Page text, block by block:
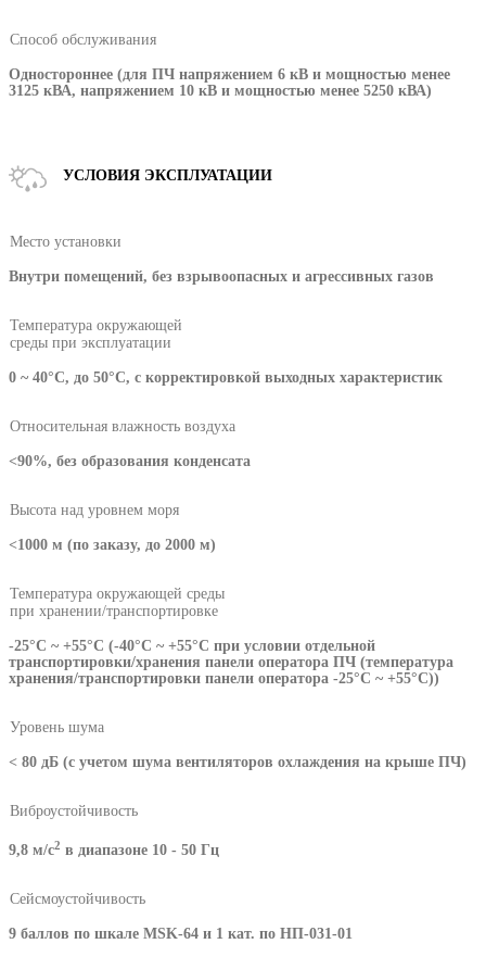
Способ обслуживания
Одностороннее (для ПЧ напряжением 6 кВ и мощностью менее
3125 кВА, напряжением 10 кВ и мощностью менее 5250 кВА)
УСЛОВИЯ ЭКСПЛУАТАЦИИ
Место установки
Внутри помещений, без взрывоопасных и агрессивных газов
Температура окружающей
среды при эксплуатации
0 ~ 40°С, до 50°С, с корректировкой выходных характеристик
Относительная влажность воздуха
<90%, без образования конденсата
Высота над уровнем моря
<1000 м (по заказу, до 2000 м)
Температура окружающей среды
при хранении/транспортировке
-25°С ~ +55°С (-40°С ~ +55°С при условии отдельной
транспортировки/хранения панели оператора ПЧ (температура
хранения/транспортировки панели оператора -25°С ~ +55°С))
Уровень шума
< 80 дБ (с учетом шума вентиляторов охлаждения на крыше ПЧ)
Виброустойчивость
9,8 м/с2 в диапазоне 10 - 50 Гц
Сейсмоустойчивость
9 баллов по шкале MSK-64 и 1 кат. по НП-031-01